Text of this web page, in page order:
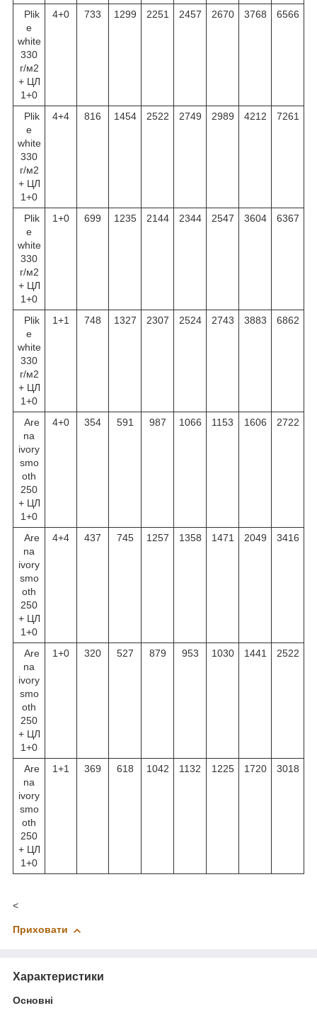
Plik
e
white
330
г/м2
+ ЦЛ
1+0
4+0 733 1299 2251 2457 2670 3768 6566
Plik
e
white
330
г/м2
+ ЦЛ
1+0
4+4 816 1454 2522 2749 2989 4212 7261
Plik
e
white
330
г/м2
+ ЦЛ
1+0
1+0 699 1235 2144 2344 2547 3604 6367
Plik
e
white
330
г/м2
+ ЦЛ
1+0
1+1 748 1327 2307 2524 2743 3883 6862
Are
na
ivory
smo
oth
250
+ ЦЛ
1+0
4+0 354 591 987 1066 1153 1606 2722
Are
na
ivory
smo
oth
250
+ ЦЛ
1+0
4+4 437 745 1257 1358 1471 2049 3416
Are
na
ivory
smo
oth
250
+ ЦЛ
1+0
1+0 320 527 879 953 1030 1441 2522
Are
na
ivory
smo
oth
250
+ ЦЛ
1+0
1+1 369 618 1042 1132 1225 1720 3018
<
Приховати
Характеристики
Основні